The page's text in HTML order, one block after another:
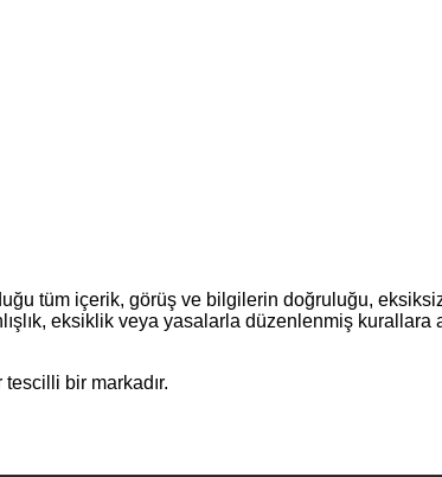
tüm içerik, görüş ve bilgilerin doğruluğu,
eksiklik veya yasalarla düzenlenmiş kurallara
bir markadır.